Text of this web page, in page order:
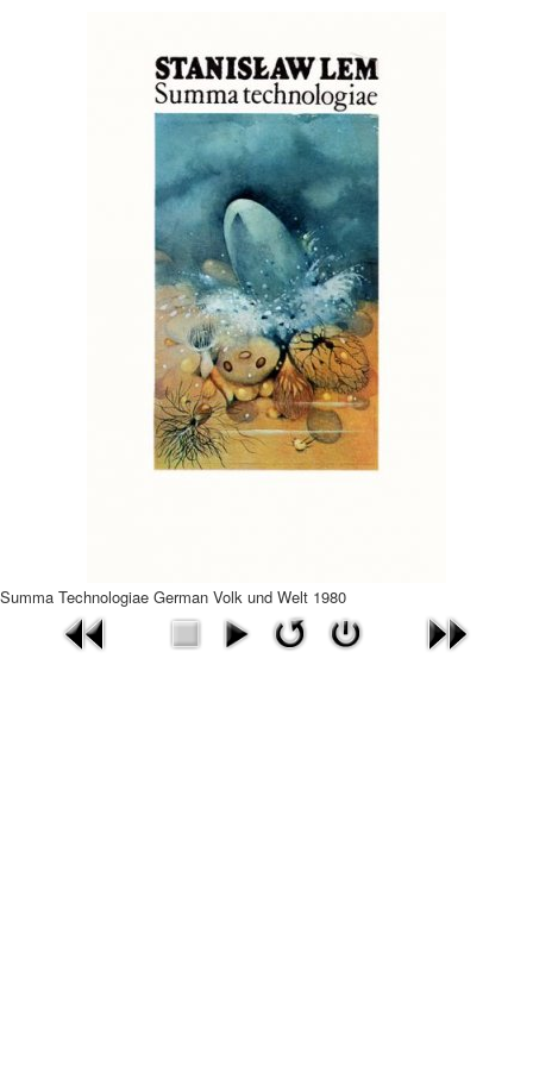
Summa Technologiae German Volk und Welt 1980